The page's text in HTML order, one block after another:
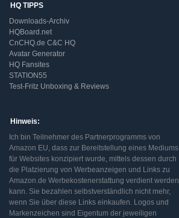
HQ TIPPS
Downloads-Archiv
HQBoard.net
CnCHQ.de C&C HQ
Avatar Generator
HQ Fansites
STATION55
Test-Fritz Unboxing & Reviews
Hinweis:
Ich bin Teilnehmer des Partnerprogramms von
Amazon EU, dass zur Bereitstellung eines Mediums
für Websites konzipiert wurde, mittels dessen durch
die Platzierung von Werbeanzeigen und Links zu
Amazon.de Werbekostenerstattung verdient werden
kann. Sie bezahlen selbstverständlich nicht mehr,
wenn Sie über diese Links einkaufen. Logos und
Markenzeichen sind Eigentum der jeweiligen